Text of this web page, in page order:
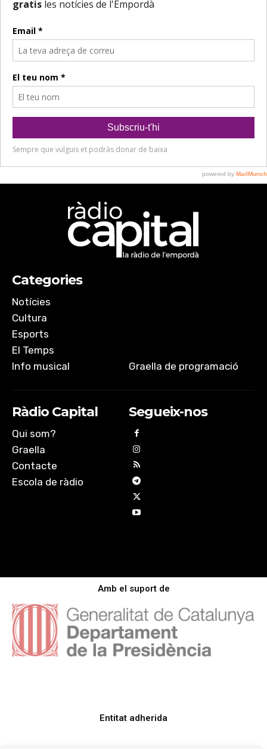
Categories
Notícies
Cultura
Esports
El Temps
Info musical
Graella de programació
Ràdio Capital
Qui som?
Graella
Contacte
Escola de ràdio
Segueix-nos
Amb el suport de
Entitat adherida